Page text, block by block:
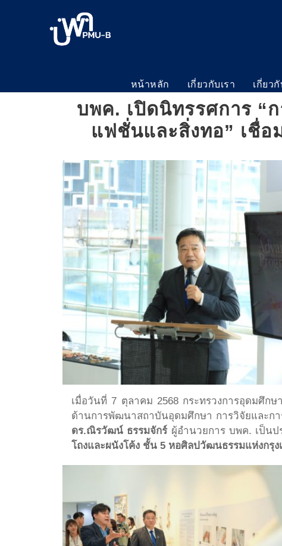
หน้าหลัก เกี่ยวกับเรา เกี่ยว
บพค. เปิดนิทรรศการ “
แฟชั่นและสิ่งทอ” เชื่อ
เมื่อวันที่ 7 ตุลาคม 2568 กระทรวงการอุดมศึ
ด้านการพัฒนาสถาบันอุดมศึกษา การวิจัยและก
ดร.ณิรวัฒน์ ธรรมจักร์ผู้อำนวยการ บพค. เป็นป
โถงและผนังโค้ง ชั้น 5 หอศิลปวัฒนธรรมแห่งกรุ